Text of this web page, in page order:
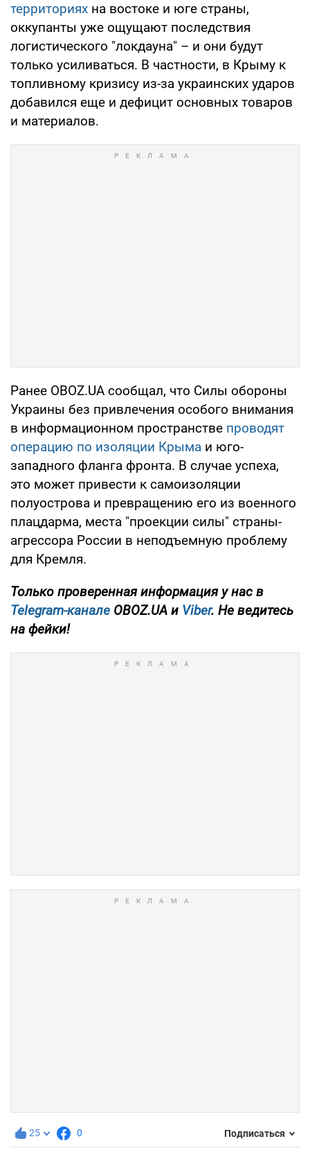
территориях на востоке и юге страны,
оккупанты уже ощущают последствия
логистического "локдауна" – и они будут
только усиливаться. В частности, в Крыму к
топливному кризису из-за украинских ударов
добавился еще и дефицит основных товаров
и материалов.
Ранее OBOZ.UA сообщал, что Силы обороны
Украины без привлечения особого внимания
в информационном пространстве проводят
операцию по изоляции Крыма и юго-
западного фланга фронта. В случае успеха,
это может привести к самоизоляции
полуострова и превращению его из военного
плацдарма, места "проекции силы" страны-
агрессора России в неподъемную проблему
для Кремля.
Только проверенная информация у нас в
Telegram-канале OBOZ.UA и Viber. Не ведитесь
на фейки!
25 0 Подписаться